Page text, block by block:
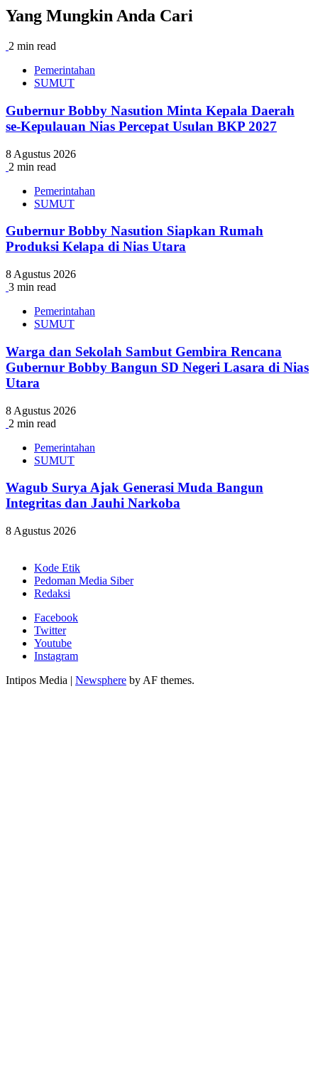
Yang Mungkin Anda Cari
2 min read
Pemerintahan
SUMUT
Gubernur Bobby Nasution Minta Kepala Daerah
se-Kepulauan Nias Percepat Usulan BKP 2027
8 Agustus 2026
2 min read
Pemerintahan
SUMUT
Gubernur Bobby Nasution Siapkan Rumah
Produksi Kelapa di Nias Utara
8 Agustus 2026
3 min read
Pemerintahan
SUMUT
Warga dan Sekolah Sambut Gembira Rencana
Gubernur Bobby Bangun SD Negeri Lasara di Nias
Utara
8 Agustus 2026
2 min read
Pemerintahan
SUMUT
Wagub Surya Ajak Generasi Muda Bangun
Integritas dan Jauhi Narkoba
8 Agustus 2026
Kode Etik
Pedoman Media Siber
Redaksi
Facebook
Twitter
Youtube
Instagram
Intipos Media | Newsphere by AF themes.